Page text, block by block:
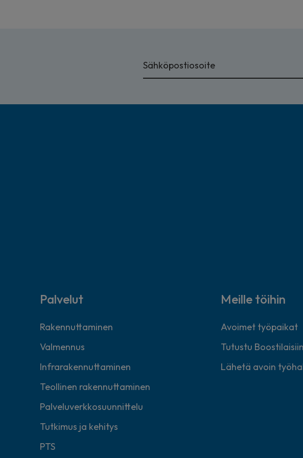
Palvelut
Rakennuttaminen
Valmennus
Infrarakennuttaminen
Teollinen rakennuttaminen
Palveluverkkosuunnittelu
Tutkimus ja kehitys
PTS
Meille töihin
Avoimet työpaikat
Tutustu Boostilaisiin
Lähetä avoin